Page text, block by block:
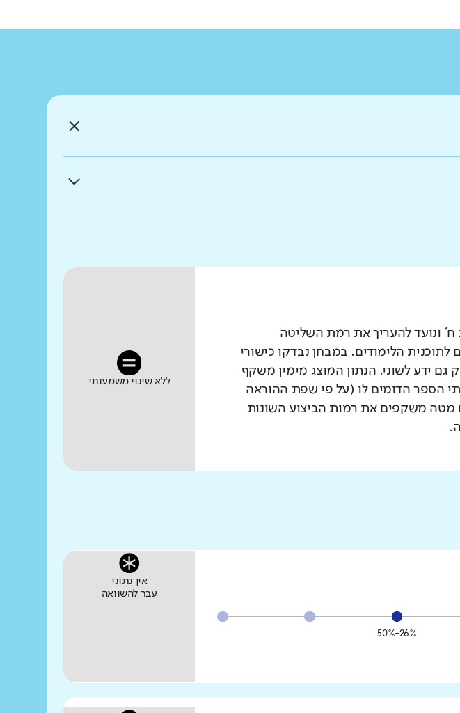
ונועד להעריך את רמת השליטה
הלימודים. במבחן נבדקו כישורי
ידע לשוני. הנתון המוצג מימין משקף
הספר הדומים לו (על פי שפת ההוראה
מטה משקפים את רמות הביצוע השונות
ללא שינוי משמעותי
26%-50%
אין נתוני
עבר להשוואה